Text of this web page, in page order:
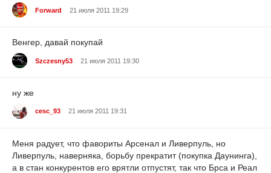
Forward 21 июля 2011 19:29
Венгер, давай покупай
Szczesny53 21 июля 2011 19:30
ну же
cesc_93 21 июля 2011 19:31
Меня радует, что фавориты Арсенал и Ливерпуль, но
Ливерпуль, наверняка, борьбу прекратит (покупка Даунинга),
а в стан конкурентов его врятли отпустят, так что Брса и Реал